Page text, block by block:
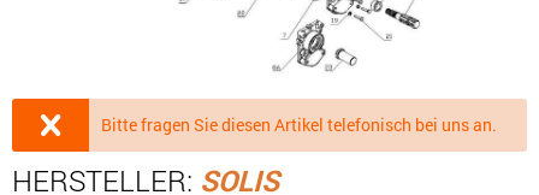
Bitte fragen Sie diesen Artikel telefonisch bei uns an.
HERSTELLER: SOLIS